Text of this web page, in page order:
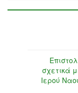
σχετικά
Ιερού